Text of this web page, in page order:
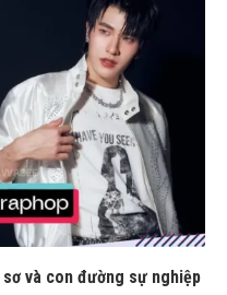
và con đường sự nghiệp